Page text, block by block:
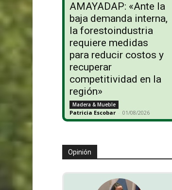
AMAYADAP: «Ante la
baja demanda interna,
la forestoindustria
requiere medidas
para reducir costos y
recuperar
competitividad en la
región»
Madera & Mueble
Patricia Escobar - 01/08/2026
Opinión